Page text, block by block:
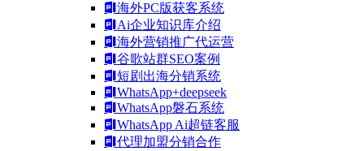
海外PC版获客系统
Ai企业知识库介绍
海外营销推广代运营
谷歌站群SEO案例
短剧出海分销系统
WhatsApp+deepseek
WhatsApp磐石系统
WhatsApp Ai超链客服
代理加盟分销合作